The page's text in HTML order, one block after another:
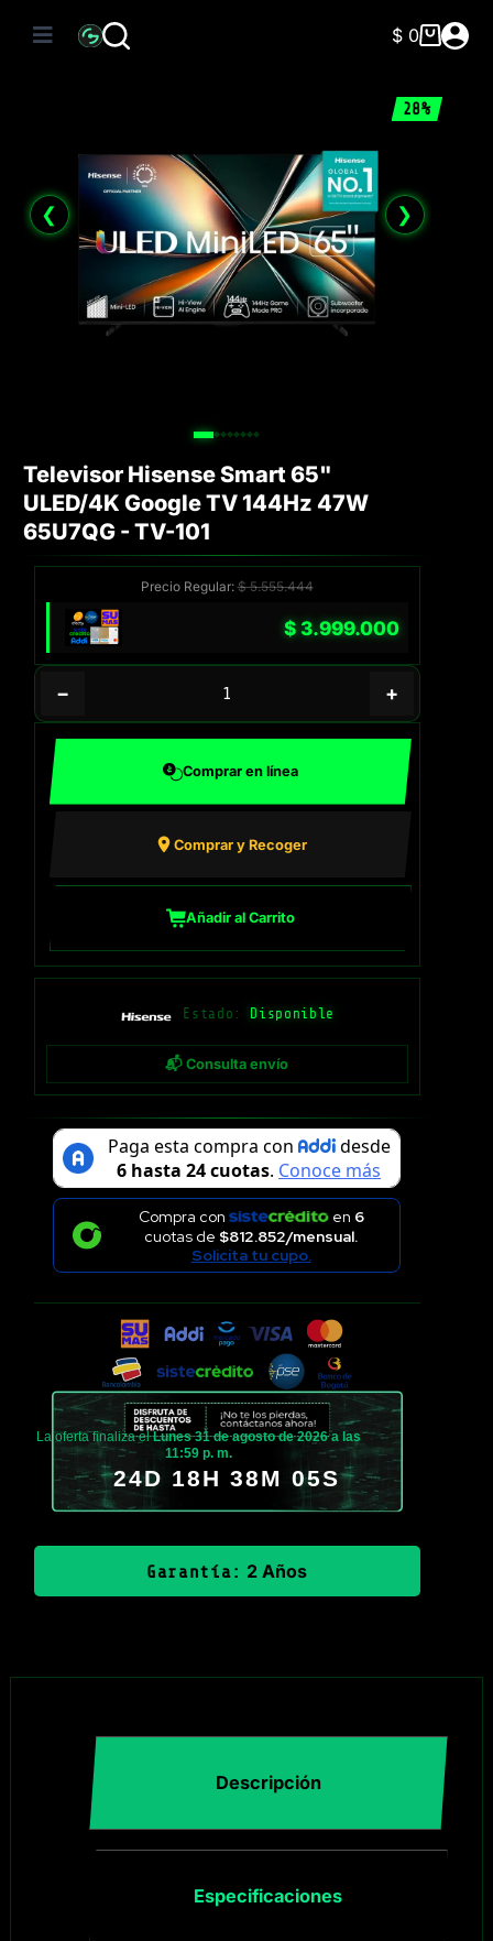
Carro
$0
28%
❮ ❯
Televisor Hisense Smart 65"
ULED/4K Google TV 144Hz 47W
65U7QG - TV-101
Precio Regular:$5.555.444
$3.999.000
− +
Comprar en línea
Comprar y Recoger
Añadir al Carrito
Estado: Disponible
📬 Consulta envío
Compra con en 6
cuotas de $812.852/mensual.
Solicita tu cupo.
La oferta finaliza elLunes 31 de agosto de 2026 a las
11:59 p. m.
24D 18H 38M 04S
Garantía: 2 Años
Descripción
Especificaciones